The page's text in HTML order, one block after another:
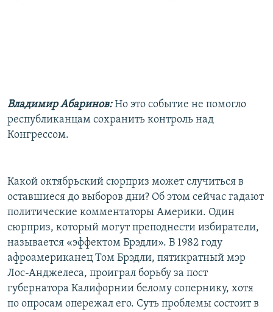
Владимир Абаринов:Но это событие не помогло
республиканцам сохранить контроль над
Конгрессом.
Какой октябрьский сюрприз может случиться в
оставшиеся до выборов дни? Об этом сейчас гадают
политические комментаторы Америки. Один
сюрприз, который могут преподнести избиратели,
называется «эффектом Брэдли». В 1982 году
афроамериканец Том Брэдли, пятикратный мэр
Лос-Анджелеса, проиграл борьбу за пост
губернатора Калифорнии белому сопернику, хотя
по опросам опережал его. Суть проблемы состоит в